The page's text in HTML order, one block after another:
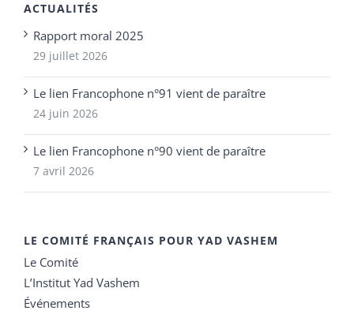
ACTUALITÉS
Rapport moral 2025
29 juillet 2026
Le lien Francophone n°91 vient de paraître
24 juin 2026
Le lien Francophone n°90 vient de paraître
7 avril 2026
LE COMITÉ FRANÇAIS POUR YAD VASHEM
Le Comité
L’Institut Yad Vashem
Événements